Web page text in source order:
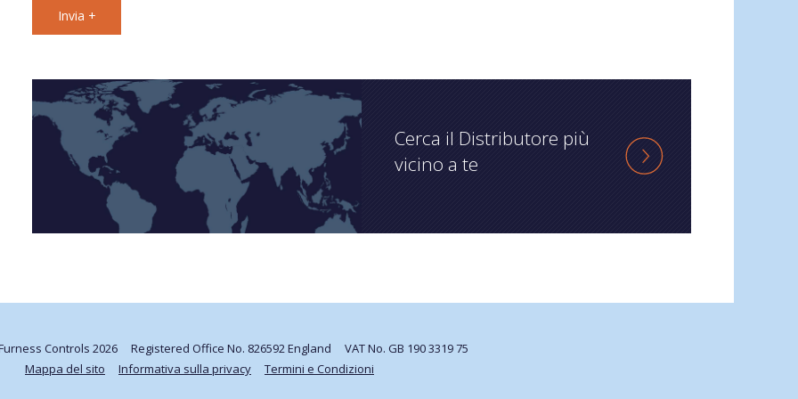
Cerca il Distributore più
vicino a te
Controls 2026 Registered Office No. 826592 England
VAT No. GB 190 3319 75
Mappa del sito
Informativa sulla privacy Termini e Condizioni